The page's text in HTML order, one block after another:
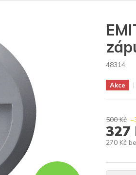
500 Kč
327
270 Kč
cena:
48314
Akce